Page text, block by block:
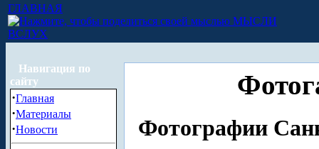
ГЛАВНАЯ
МЫСЛИ
ВСЛУХ
Навигация по
сайту
·Главная
·Материалы
·Новости Фотографии